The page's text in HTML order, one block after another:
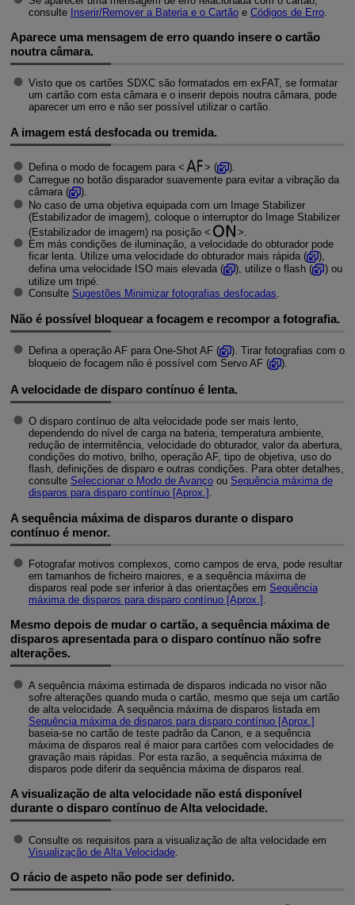
consulte Inserir/Remover a Bateria e o Cartãoe Códigos de Erro.
Aparece uma mensagem de erro quando insere o cartão
noutra câmara.
Visto que os cartões SDXC são formatados em exFAT, se formatar
um cartão com esta câmara e o inserir depois noutra câmara, pode
aparecer um erro e não ser possível utilizar o cartão.
A imagem está desfocada ou tremida.
Defina o modo de focagem para (
).
Carregue no botão disparador suavemente para evitar a vibração da
câmara (
).
No caso de uma objetiva equipada com um Image Stabilizer
(Estabilizador de imagem), coloque o interruptor do Image Stabilizer
(Estabilizador de imagem) na posição
Em más condições de iluminação, a velocidade do obturador pode
ficar lenta. Utilize uma velocidade do obturador mais rápida (
),
defina uma velocidade ISO mais elevada (
), utilize o flash (
) ou
utilize um tripé.
Consulte Sugestões Minimizar fotografias desfocadas.
Não é possível bloquear a focagem e recompor a fotografia.
Defina a operação AF para One-Shot AF (
). Tirar fotografias com o
bloqueio de focagem não é possível com Servo AF (
).
A velocidade de disparo contínuo é lenta.
O disparo contínuo de alta velocidade pode ser mais lento,
dependendo do nível de carga na bateria, temperatura ambiente,
redução de intermitência, velocidade do obturador, valor da abertura,
condições do motivo, brilho, operação AF, tipo de objetiva, uso do
flash, definições de disparo e outras condições. Para obter detalhes,
consulte Seleccionar o Modo de Avançoou Sequência máxima de
disparos para disparo contínuo [Aprox.] .
A sequência máxima de disparos durante o disparo
contínuo é menor.
Fotografar motivos complexos, como campos de erva, pode resultar
em tamanhos de ficheiro maiores, e a sequência máxima de
disparos real pode ser inferior à das orientações em Sequência
máxima de disparos para disparo contínuo [Aprox.] .
Mesmo depois de mudar o cartão, a sequência máxima de
disparos apresentada para o disparo contínuo não sofre
alterações.
A sequência máxima estimada de disparos indicada no visor não
sofre alterações quando muda o cartão, mesmo que seja um cartão
de alta velocidade. A sequência máxima de disparos listada em
Sequência máxima de disparos para disparo contínuo [Aprox.]
baseia-se no cartão de teste padrão da Canon, e a sequência
máxima de disparos real é maior para cartões com velocidades de
gravação mais rápidas. Por esta razão, a sequência máxima de
disparos pode diferir da sequência máxima de disparos real.
A visualização de alta velocidade não está disponível
durante o disparo contínuo de Alta velocidade.
Consulte os requisitos para a visualização de alta velocidade em
Visualização de Alta Velocidade.
O rácio de aspeto não pode ser definido.